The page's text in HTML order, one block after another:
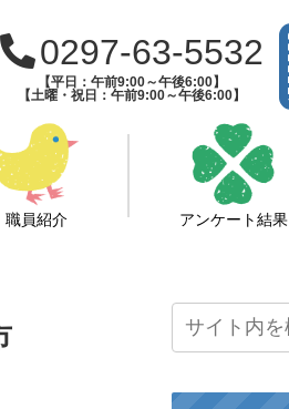
0297-63-5532
【平日：午前9:00～午後6:00】
【土曜・祝日：午前9:00～午後6:00】
職員紹介 アンケート結果